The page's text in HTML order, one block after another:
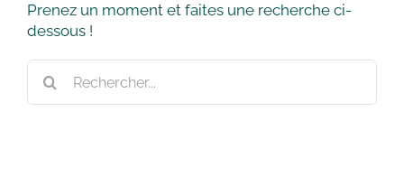
Prenez un moment et faites une recherche ci-
dessous !